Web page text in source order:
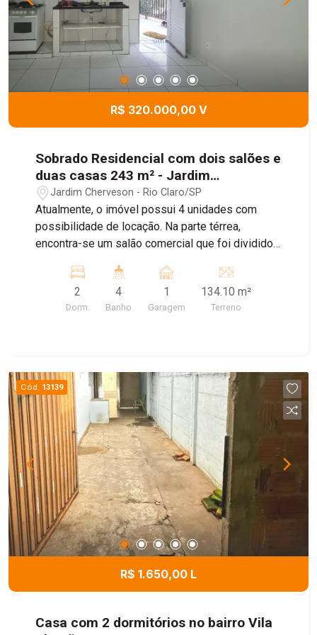
Entre em contato e agende sua visita com um de
nossos corretores!
R$ 320.000,00 V
Sobrado Residencial com dois salões e
duas casas 243 m² - Jardim
Cherveson, Rio Claro/SP
Jardim Cherveson - Rio Claro/SP
Atualmente, o imóvel possui 4 unidades com
possibilidade de locação. Na parte térrea,
encontra-se um salão comercial que foi dividido
No piso superior, o imóvel conta com duas casas
residenciais, sendo uma delas já locada. Uma das
residências possui garagem privativa localizada
imóvel com retorno imediato.
2
Dorm.
4
Banho
1
Garagem
134.10 m²
Terreno
Cód. 13139
R$ 1.650,00 L
Casa com 2 dormitórios no bairro Vila